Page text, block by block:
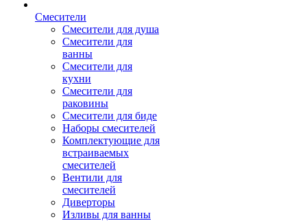
Смесители
Смесители для душа
Смесители для
ванны
Смесители для
кухни
Смесители для
раковины
Смесители для биде
Наборы смесителей
Комплектующие для
встраиваемых
смесителей
Вентили для
смесителей
Диверторы
Изливы для ванны